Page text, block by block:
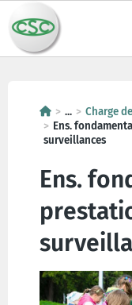
...
Charge
Ens.
surveillances
Ens.